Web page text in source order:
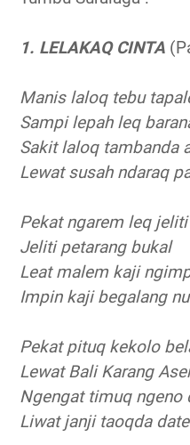
1. LELAKAQ CINTA
Manis laloq tebu
Sampi lepah leq
Sakit laloq tambanda
Lewat susah ndaraq
Pekat ngarem leq jeliti
Jeliti petarang bukal
Leat malem kaji
Impin kaji begalang
Pekat pituq kekolo
Lewat Bali Karang
Ngengat timuq ngeno
Liwat janji taoqda